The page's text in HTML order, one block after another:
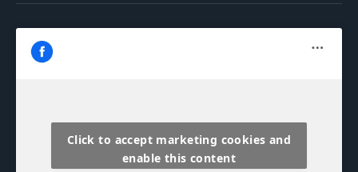
Click to accept marketing cookies and
enable this content